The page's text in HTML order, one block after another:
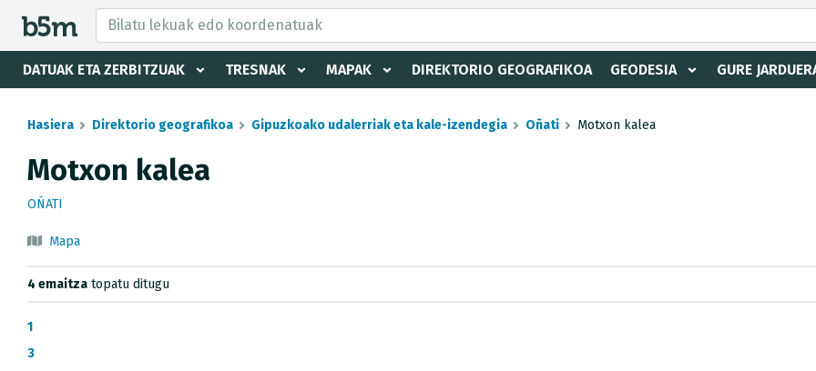
DATUAK ETA ZERBITZUAK TRESNAK MAPAK DIREKTORIO GEOGRAFIKOA GEODESIA GURE
eta direktorioa izkutatu
Hasiera Direktorio geografikoa Gipuzkoako udalerriak eta kale-izendegia Oñati Motxon kalea
Motxon kalea
OÑATI
Mapa
4 emaitza topatu ditugu
1
3